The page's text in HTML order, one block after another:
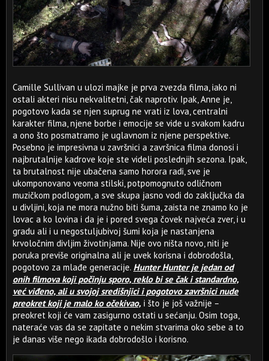
Camille Sullivan u ulozi majke je prva zvezda filma, iako ni
ostali akteri nisu nekvalitetni, čak naprotiv. Ipak, Anne je,
pogotovo kada se njen suprug ne vrati iz lova, centralni
karakter filma, njene borbe i emocije se vide u svakom kadru
a ono što posmatramo je uglavnom iz njene perspektive.
Posebno je impresivna u završnici a završnica filma donosi i
najbrutalnije kadrove koje ste videli poslednjih sezona. Ipak,
ta brutalnost nije ubačena samo horora radi, sve je
ukomponovano veoma stilski, potpomognuto odličnom
muzičkom podlogom, a sve skupa jasno vodi do zaključka da
u divljini, koja ne mora nužno biti šuma, zaista ne znamo ko je
lovac a ko lovina i da je i pored svega čovek najveća zver, i u
gradu ali i u negostuljubivoj šumi koja je nastanjena
krvoločnim divljim životinjama. Nije ovo ništa novo, niti je
poruka previše originalna ali je uvek korisna i dobrodošla,
pogotovo za mlađe generacije. Hunter Hunter je jedan od
onih filmova koji počinju sporo, reklo bi se čak i standardno,
već viđeno, ali u svojoj središnjici i pogotovo završnici nude
preokret koji je malo ko očekivao, i što je još važnije –
preokret koji će vam zasigurno ostati u sećanju. Osim toga,
nateraće vas da se zapitate o nekim stvarima oko sebe a to
je danas više nego ikada dobrodošlo i korisno.